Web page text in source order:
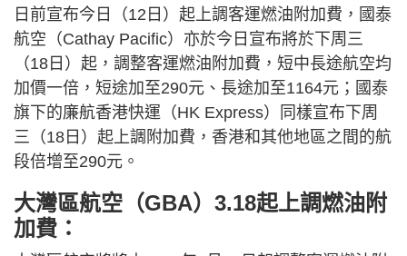
日前宣布今日（12日）起上調客運燃油附加費，國泰
航空（Cathay Pacific）亦於今日宣布將於下周三
（18日）起，調整客運燃油附加費，短中長途航空均
加價一倍，短途加至290元、長途加至1164元；國泰
旗下的廉航香港快運（HK Express）同樣宣布下周
三（18日）起上調附加費，香港和其他地區之間的航
段倍增至290元。
大灣區航空（GBA）3.18起上調燃油附
加費：